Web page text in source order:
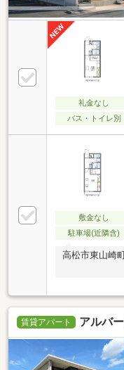
礼金なし
バス・トイレ別
敷金なし
駐車場(近隣含)
高松市東山崎
賃貸アパート アルバー